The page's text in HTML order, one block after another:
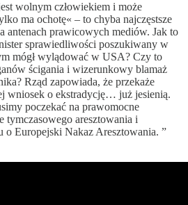
wolnym człowiekiem i może
ma ochotę« – to chyba najczęstsze
antenach prawicowych mediów. Jak to
sprawiedliwości poszukiwany w
mógł wylądować w USA? Czy to
ścigania i wizerunkowy blamaż
Rząd zapowiada, że przekaże
wniosek o ekstradycję… już jesienią.
poczekać na prawomocne
tymczasowego aresztowania i
o Europejski Nakaz Aresztowania. ”